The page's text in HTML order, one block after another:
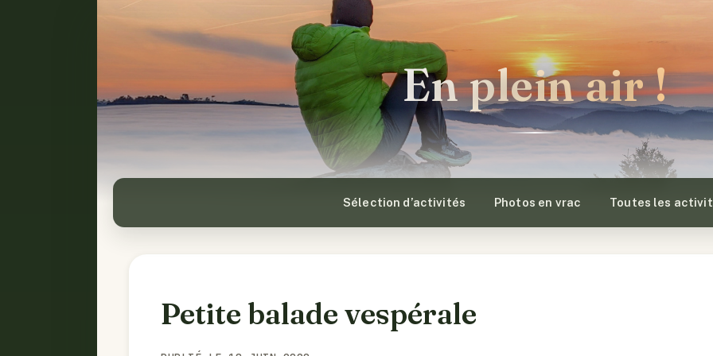
En plein air !
Sélection d’activités Photos en vrac Toutes les
Petite balade vespérale